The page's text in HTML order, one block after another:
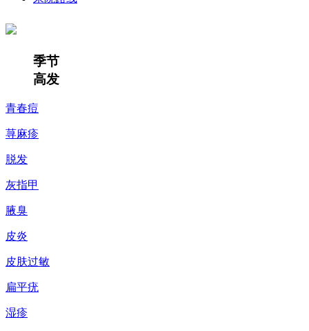
季节
高发
青春痘
荨麻疹
脱发
灰指甲
腋臭
皮炎
皮肤过敏
扁平疣
湿疹